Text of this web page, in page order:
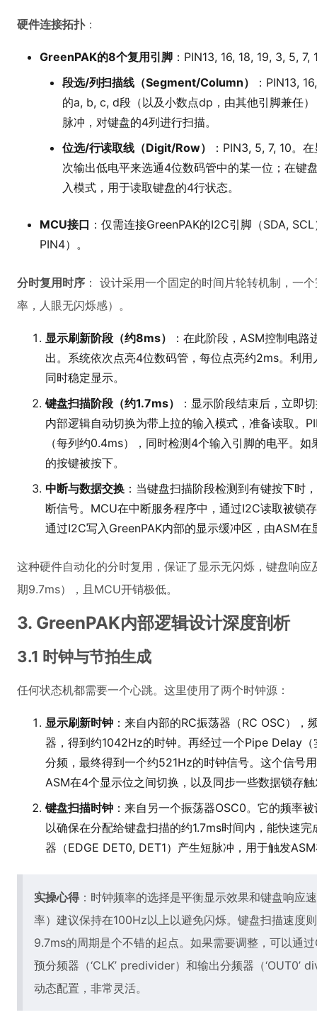
硬件连接拓扑：
GreenPAK的8个复用引脚 ：PIN13, 16, 18, 19, 3, 5,
段选/列扫描线（Segment/Column）
：PIN13,
的a, b, c, d段（以及小数点dp，由其他引脚兼任
脉冲，对键盘的4列进行扫描。
位选/行读取线（Digit/Row）
：PIN3, 5, 7, 10。
次输出低电平来选通4位数码管中的某一位；在键
入模式，用于读取键盘的4行状态。
MCU接口 ：仅需连接GreenPAK的I2C引脚（SDA,
PIN4）。
分时复用时序 ： 设计采用一个固定的时间片轮转机制，一
率，人眼无闪烁感）。
显示刷新阶段（约8ms）
：在此阶段，ASM控制电
出。系统依次点亮4位数码管，每位点亮约2ms。利
同时稳定显示。
键盘扫描阶段（约1.7ms）
：显示阶段结束后，立即
内部逻辑自动切换为带上拉的输入模式，准备读取。
（每列约0.4ms），同时检测4个输入引脚的电平。
的按键被按下。
中断与数据交换 ：当键盘扫描阶段检测到有键按下时
断信号。MCU在中断服务程序中，通过I2C读取被锁
通过I2C写入GreenPAK内部的显示缓冲区，由ASM
这种硬件自动化的分时复用，保证了显示无闪烁，键盘响
期9.7ms），且MCU开销极低。
3. GreenPAK内部逻辑设计深度剖析
3.1 时钟与节拍生成
任何状态机都需要一个心跳。这里使用了两个时钟源：
显示刷新时钟 ：来自内部的RC振荡器（RC OSC）
器，得到约1042Hz的时钟。再经过一个Pipe Delay
分频，最终得到一个约521Hz的时钟信号。这个信号
ASM在4个显示位之间切换，以及同步一些数据锁存
键盘扫描时钟 ：来自另一个振荡器OSC0。它的频率
以确保在分配给键盘扫描的约1.7ms时间内，能快速
器（EDGE DET0, DET1）产生短脉冲，用于触发
实操心得：时钟频率的选择是平衡显示效果和键盘响应
率）建议保持在100Hz以上以避免闪烁。键盘扫描速度
9.7ms的周期是个不错的起点。如果需要调整，可以通
预分频器（‘CLK’ predivider）和输出分频器（‘OUT0’
动态配置，非常灵活。